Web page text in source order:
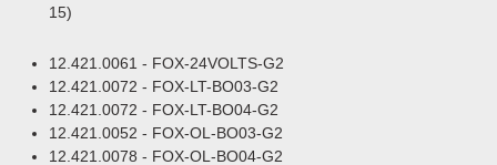
15)
12.421.0061 - FOX-24VOLTS-G2
12.421.0072 - FOX-LT-BO03-G2
12.421.0072 - FOX-LT-BO04-G2
12.421.0052 - FOX-OL-BO03-G2
12.421.0078 - FOX-OL-BO04-G2